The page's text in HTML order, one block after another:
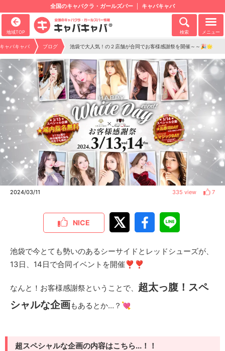
全国のキャバクラ・ガールズバー キャバキャバ
地域TOP 検索 メニュー
キャバキャバ ブログ 池袋で大人気！の２店舗が合同でお客様感謝祭を開催～～🎉🌟
2024/03/11 335 view 7
NICE
池袋で今とても勢いのあるシーサイドとレッドシューズが、
13日、14日で合同イベントを開催❣❣
なんと！お客様感謝祭ということで、 超太っ腹！スペ
シャルな企画もあるとか…？💘
超スペシャルな企画の内容はこちら...！！